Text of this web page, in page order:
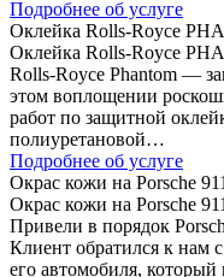
Подробнее об услуге
Оклейка Rolls-Royce
Оклейка Rolls-Royce
Rolls-Royce Phantom —
этом воплощении
работ по защитной
полиуретановой…
Подробнее об услуге
Окрас кожи на Porsche
Окрас кожи на Porsche
Привели в порядок
Клиент обратился к нам
его автомобиля,